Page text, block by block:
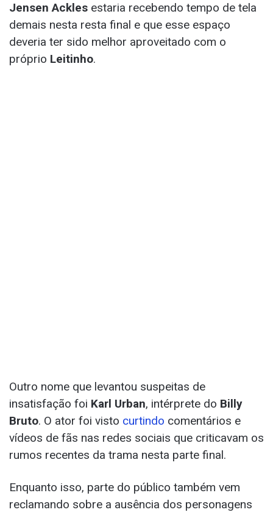
Jensen Ackles estaria recebendo tempo de tela
demais nesta resta final e que esse espaço
deveria ter sido melhor aproveitado com o
próprio Leitinho.
Outro nome que levantou suspeitas de
insatisfação foi Karl Urban, intérprete do Billy
Bruto. O ator foi visto curtindo comentários e
vídeos de fãs nas redes sociais que criticavam os
rumos recentes da trama nesta parte final.
Enquanto isso, parte do público também vem
reclamando sobre a ausência dos personagens